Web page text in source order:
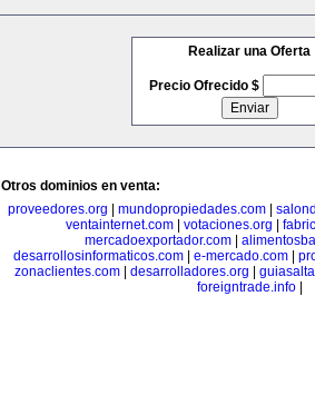
Realizar una Oferta
Precio Ofrecido $
Otros dominios en venta:
proveedores.org
mundopropiedades.com
ventainternet.com| votaciones.org
mercadoexportador.com|
desarrollosinformaticos.com| e-mercado.com|
zonaclientes.com| desarrolladores.org
foreigntrade.info|